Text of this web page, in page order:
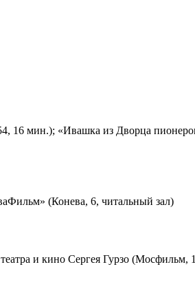
16 мин.); «Ивашка из Дворца
(Конева, 6, читальный зал)
и кино Сергея Гурзо